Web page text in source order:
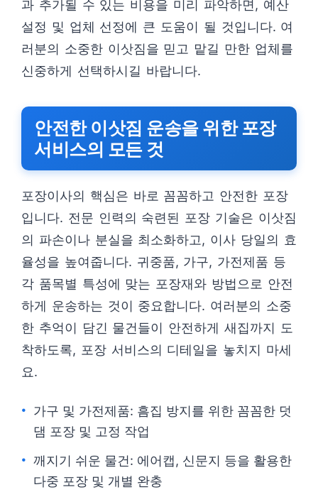
과 추가될 수 있는 비용을 미리 파악하면, 예산
설정 및 업체 선정에 큰 도움이 될 것입니다. 여
러분의 소중한 이삿짐을 믿고 맡길 만한 업체를
신중하게 선택하시길 바랍니다.
안전한 이삿짐 운송을 위한 포장
서비스의 모든 것
포장이사의 핵심은 바로 꼼꼼하고 안전한 포장
입니다. 전문 인력의 숙련된 포장 기술은 이삿짐
의 파손이나 분실을 최소화하고, 이사 당일의 효
율성을 높여줍니다. 귀중품, 가구, 가전제품 등
각 품목별 특성에 맞는 포장재와 방법으로 안전
하게 운송하는 것이 중요합니다. 여러분의 소중
한 추억이 담긴 물건들이 안전하게 새집까지 도
착하도록, 포장 서비스의 디테일을 놓치지 마세
요.
가구 및 가전제품: 흠집 방지를 위한 꼼꼼한 덧
댐 포장 및 고정 작업
깨지기 쉬운 물건: 에어캡, 신문지 등을 활용한
다중 포장 및 개별 완충